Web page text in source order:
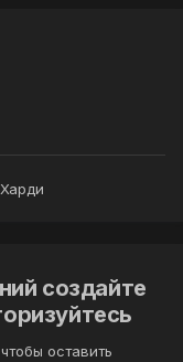
создайте
оставить